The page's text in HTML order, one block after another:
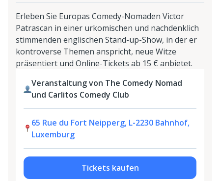
Erleben Sie Europas Comedy-Nomaden Victor
Patrascan in einer urkomischen und nachdenklich
stimmenden englischen Stand-up-Show, in der er
kontroverse Themen anspricht, neue Witze
präsentiert und Online-Tickets ab 15 € anbietet.
Veranstaltung von The Comedy Nomad
und Carlitos Comedy Club
65 Rue du Fort Neipperg, L-2230 Bahnhof,
Luxemburg
Tickets kaufen